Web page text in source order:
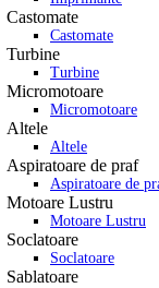
Castomate
Castomate
Turbine
Turbine
Micromotoare
Micromotoare
Altele
Altele
Aspiratoare de praf
Aspiratoare de
Motoare Lustru
Motoare Lustru
Soclatoare
Soclatoare
Sablatoare